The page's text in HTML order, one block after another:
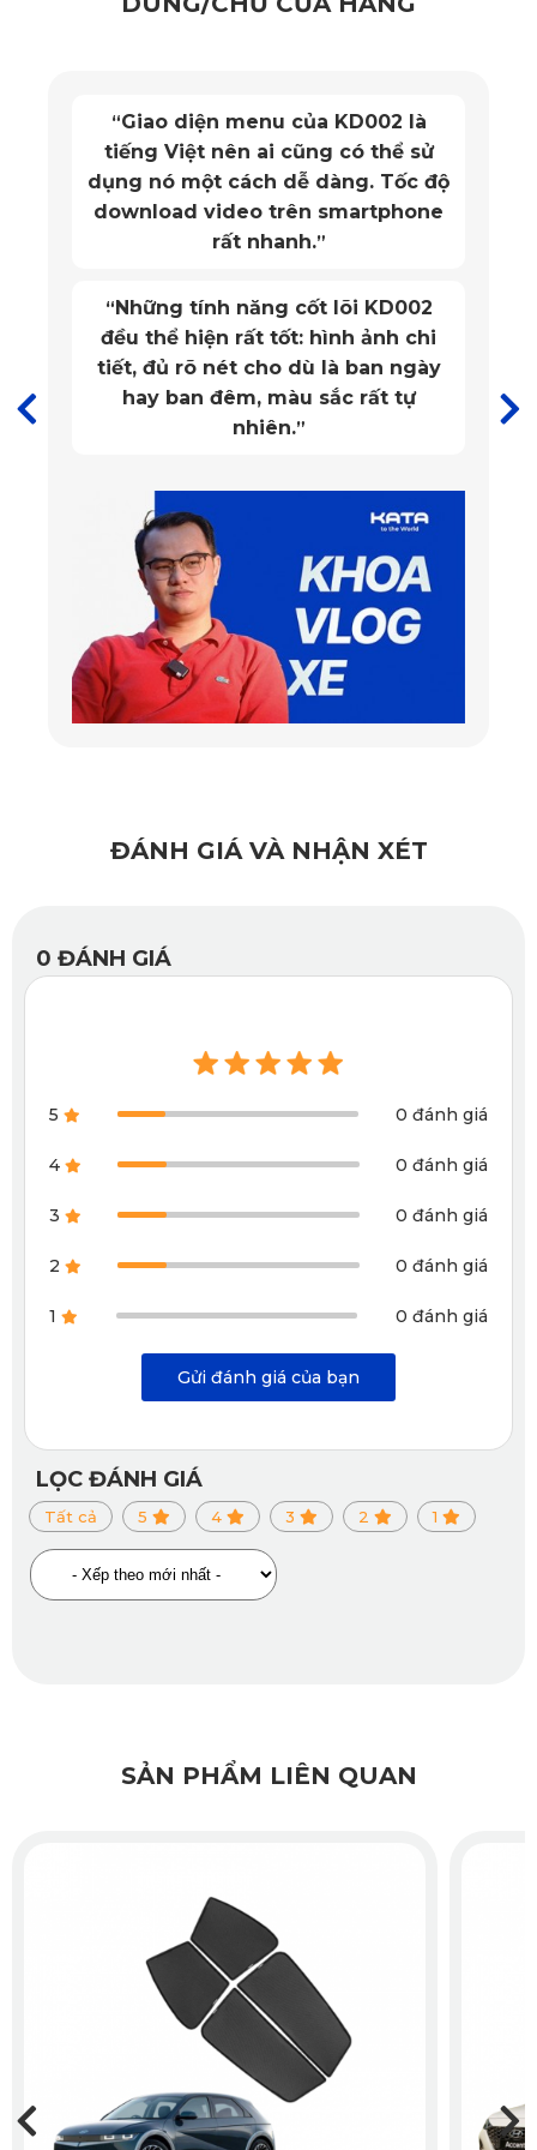
Hỗ trợ cản sáng hiệu quả
Rèm chắn nắng ô tô Mazda CX-5 2024 được làm từ chất
liệu polyester cao cấp, mịn màng và bền bỉ, giúp ngăn tia
nắng mặt trời chiếu trực tiếp vào bên trong xe. Điều này
không chỉ giữ cho không gian xe luôn mát mẻ mà còn bảo
vệ da và nội thất khỏi tác động của tia UV. Với thiết kế
dạng lưới cản bụi và côn trùng tốt, sản phẩm này không
chỉ giữ cho không gian trong xe luôn sạch sẽ mà còn bảo
vệ bạn khỏi vi khuẩn và côn trùng gây phiền toái trong quá
Sử dụng rèm che nắng KATA, nắng không còn chiếu vào
Xem thêm >>> Rèm che nắng cho xe ô tô Mazda 3
Ngăn chặn tác hại của tia cực tím tối ưu
KATA với khả năng chắn tới 95% tia UV, rèm chắn nắng ô
tô đảm bảo bạn và gia đình luôn an toàn khi di chuyển,
đồng thời giúp bảo vệ ghế da, bọc vô lăng và các chi tiết
khác an toàn khỏi ánh nắng từ mặt trời.
“Giao diện menu của KD002 là
tiếng Việt nên ai cũng có thể sử
dụng nó một cách dễ dàng. Tốc độ
download video trên smartphone
rất nhanh.”
“ Những tính năng cốt lõi KD002
đều thể hiện rất tốt: hình ảnh chi
tiết, đủ rõ nét cho dù là ban ngày
hay ban đêm, màu sắc rất tự
nhiên.”
ĐÁNH GIÁ VÀ NHẬN XÉT
0 ĐÁNH GIÁ
5 0 đánh giá
4 0 đánh giá
3 0 đánh giá
2 0 đánh giá
1 0 đánh giá
Gửi đánh giá của bạn
LỌC ĐÁNH GIÁ
Tất cả 5 4 3 2 1
SẢN PHẨM LIÊN QUAN